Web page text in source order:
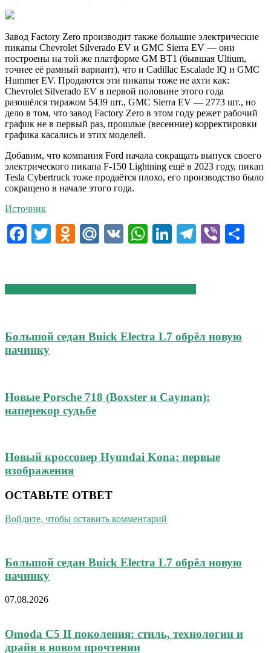
Завод Factory Zero производит также большие электрические
пикапы Chevrolet Silverado EV и GMC Sierra EV — они
построены на той же платформе GM BT1 (бывшая Ultium,
точнее её рамный вариант), что и Cadillac Escalade IQ и GMC
Hummer EV. Продаются эти пикапы тоже не ахти как:
Chevrolet Silverado EV в первой половине этого года
разошёлся тиражом 5439 шт., GMC Sierra EV — 2773 шт., но
дело в том, что завод Factory Zero в этом году режет рабочий
график не в первый раз, прошлые (весенние) корректировки
графика касались и этих моделей.
Добавим, что компания Ford начала сокращать выпуск своего
электрического пикапа F-150 Lightning ещё в 2023 году, пикап
Tesla Cybertruck тоже продаётся плохо, его производство было
сокращено в начале этого года.
Источник
Facebook
TwitterOdnoklassniki
Mail.Ru
VK WhatsApp
LinkedIn
Telegram
Viber
Большой седан Buick Electra L7 обрёл новую
начинку
Новые Porsche 718 (Boxster и Cayman):
наперекор судьбе
Новый кроссовер Hyundai Kona: первые
изображения
ОСТАВЬТЕ ОТВЕТ
Войдите, чтобы оставить комментарий
Большой седан Buick Electra L7 обрёл новую
начинку
07.08.2026
Omoda C5 II поколения: стиль, технологии и
драйв в новом прочтении